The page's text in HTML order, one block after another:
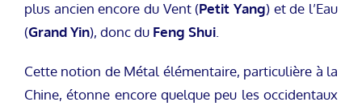
plus ancien encore du Vent (Petit Yang) et de l’Eau
(Grand Yin), donc du Feng Shui.
Cette notion de Métal élémentaire, particulière à la
Chine, étonne encore quelque peu les occidentaux